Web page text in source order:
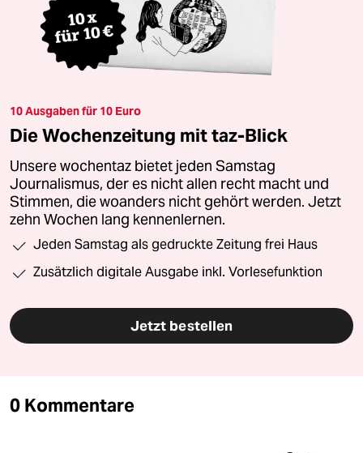
10 Ausgaben für 10 Euro
Die Wochenzeitung mit taz-Blick
Unsere wochentaz bietet jeden Samstag
Journalismus, der es nicht allen recht macht und
Stimmen, die woanders nicht gehört werden. Jetzt
zehn Wochen lang kennenlernen.
Jeden Samstag als gedruckte Zeitung frei Haus
Zusätzlich digitale Ausgabe inkl. Vorlesefunktion
Jetzt bestellen
0 Kommentare